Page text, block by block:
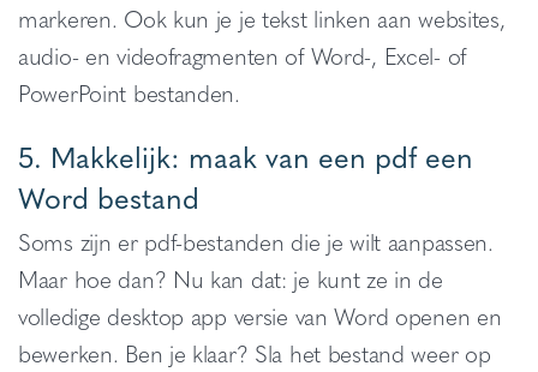
markeren. Ook kun je je tekst linken aan websites,
audio- en videofragmenten of Word-, Excel- of
PowerPoint bestanden.
5. Makkelijk: maak van een pdf een
Word bestand
Soms zijn er pdf-bestanden die je wilt aanpassen.
Maar hoe dan? Nu kan dat: je kunt ze in de
volledige desktop app versie van Word openen en
bewerken. Ben je klaar? Sla het bestand weer op